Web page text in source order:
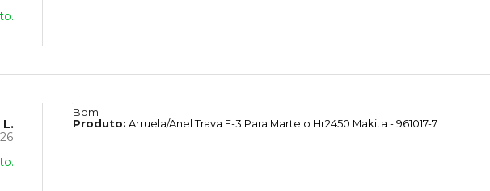
Bom
Produto: Arruela/Anel Trava E-3 Para Martelo Hr2450 Makita - 961017-7